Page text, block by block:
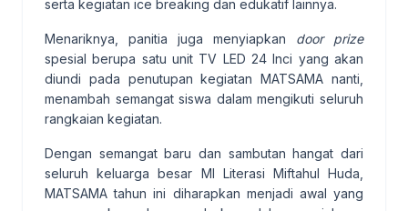
serta kegiatan ice breaking dan edukatif lainnya.
Menariknya, panitia juga menyiapkan door prize
spesial berupa satu unit TV LED 24 Inci yang akan
diundi pada penutupan kegiatan MATSAMA nanti,
menambah semangat siswa dalam mengikuti seluruh
rangkaian kegiatan.
Dengan semangat baru dan sambutan hangat dari
seluruh keluarga besar MI Literasi Miftahul Huda,
MATSAMA tahun ini diharapkan menjadi awal yang